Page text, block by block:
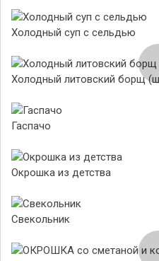
Холодный суп с сельдью
Холодный литовский борщ
Гаспачо
Окрошка из детства
Свекольник